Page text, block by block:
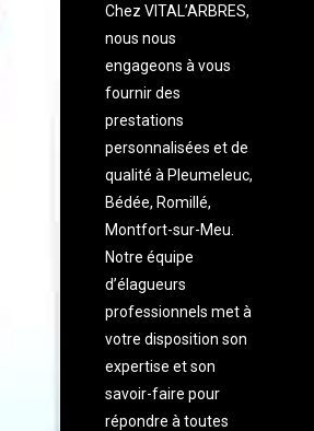
Chez VITAL’ARBRES,
nous nous
engageons à vous
fournir des
prestations
personnalisées et de
qualité à Pleumeleuc,
Bédée, Romillé,
Montfort-sur-Meu.
Notre équipe
d’élagueurs
professionnels met à
votre disposition son
expertise et son
savoir-faire pour
répondre à toutes